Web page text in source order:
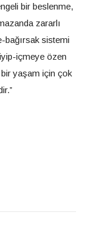
bir beslenme,
zararlı
bağırsak sistemi
içmeye özen
bir yaşam için çok